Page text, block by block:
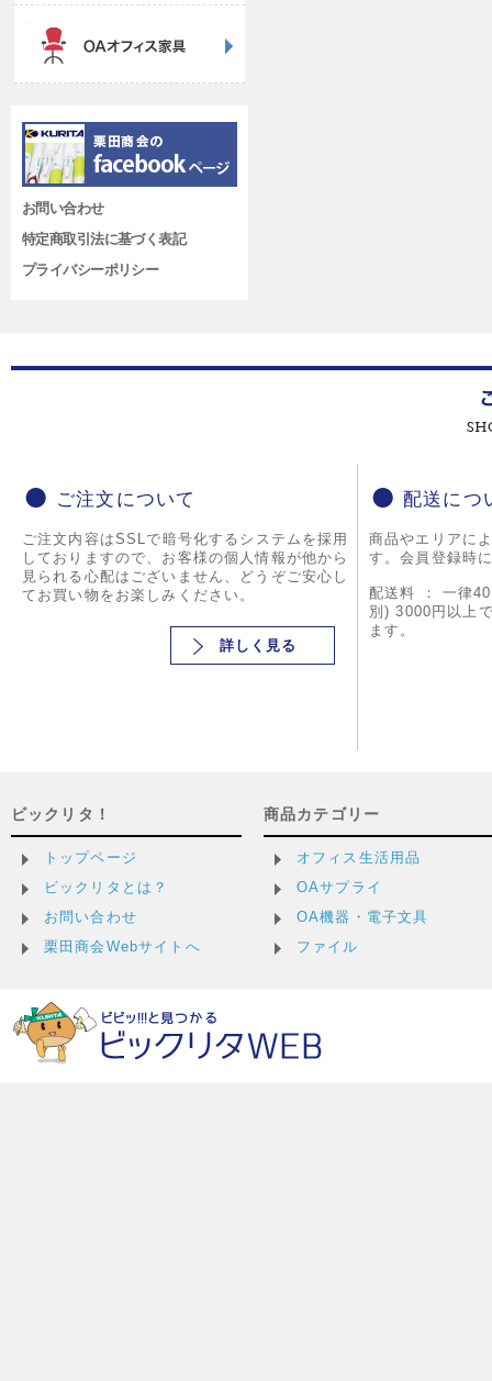
お問い合わせ
特定商取引法に基づく表記
プライバシーポリシー
ご注文について
ご注文内容はSSLで暗号化するシステムを採用
しておりますので、お客様の個人情報が他から
見られる心配はございません、どうぞご安心し
てお買い物をお楽しみください。
詳しく見る
配送につ
商品やエリアに
す。会員登録時
配送料 ： 一律
別) 3000円以上
ます。
ビックリタ！
トップページ
ビックリタとは？
お問い合わせ
栗田商会Webサイトへ
商品カテゴリー
オフィス生活用品
OAサプライ
OA機器・電子文具
ファイル